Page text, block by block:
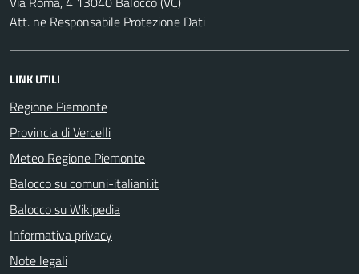
Att. ne Responsabile Protezione Dati
LINK UTILI
Regione Piemonte
Provincia di Vercelli
Meteo Regione Piemonte
Balocco su comuni-italiani.it
Balocco su Wikipedia
Informativa privacy
Note legali